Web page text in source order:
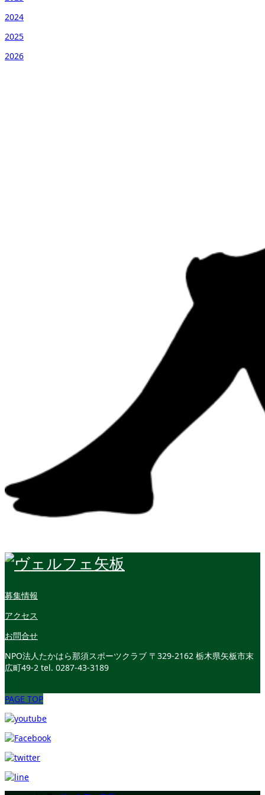
2024
2025
2026
募集情報
アクセス
お問合せ
NPO法人たかはら那須スポーツクラブ 〒329-2162 栃木県矢板市末
広町49-2 tel. 0287-43-3189
PAGE TOP